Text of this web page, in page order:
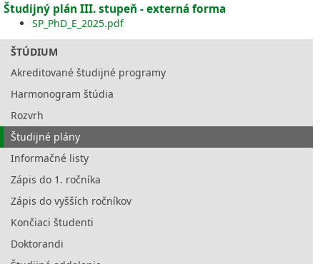
Študijný plán III. stupeň - externá forma
SP_PhD_E_2025.pdf
ŠTÚDIUM
Akreditované študijné programy
Harmonogram štúdia
Rozvrh
Študijné plány
Informačné listy
Zápis do 1. ročníka
Zápis do vyšších ročníkov
Končiaci študenti
Doktorandi